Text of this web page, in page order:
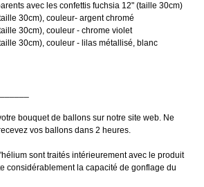
avec les confettis fuchsia 12" (taille 30cm)
30cm), couleur- argent chromé
30cm), couleur - chrome violet
30cm), couleur - lilas métallisé, blanc
bouquet de ballons sur notre site web. Ne
vos ballons dans 2 heures.
sont traités intérieurement avec le produit
considérablement la capacité de gonflage du